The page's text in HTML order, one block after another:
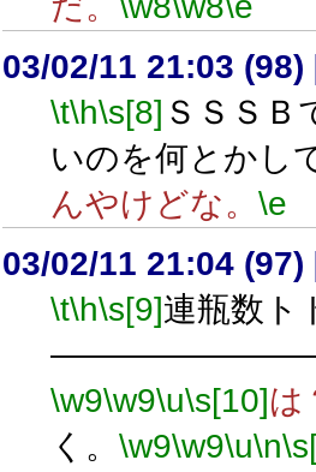
03/02/11 21:03 (98)
\t\h\s[8] ＳＳＳＢ
いのを何とかし
んやけどな。 \e
03/02/11 21:04 (97)
\t\h\s[9]連瓶数ト
\w9\w9\u\s[10]は
く。 \w9\w9\u\n